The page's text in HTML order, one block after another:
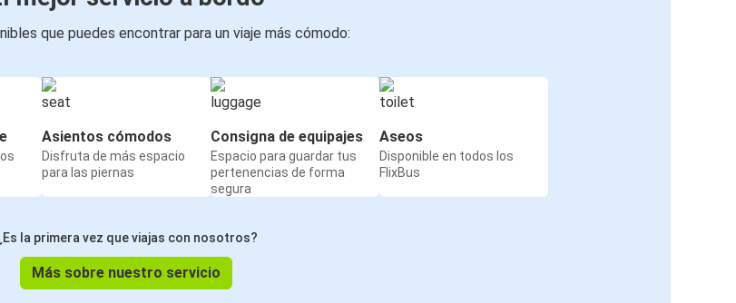
que puedes encontrar para un viaje más cómodo:
Asientos cómodos
Disfruta de más espacio
para las piernas
Consigna de equipajes
Espacio para guardar tus
pertenencias de forma
segura
Aseos
Disponible en todos los
FlixBus
la primera vez que viajas con nosotros?
Más sobre nuestro servicio